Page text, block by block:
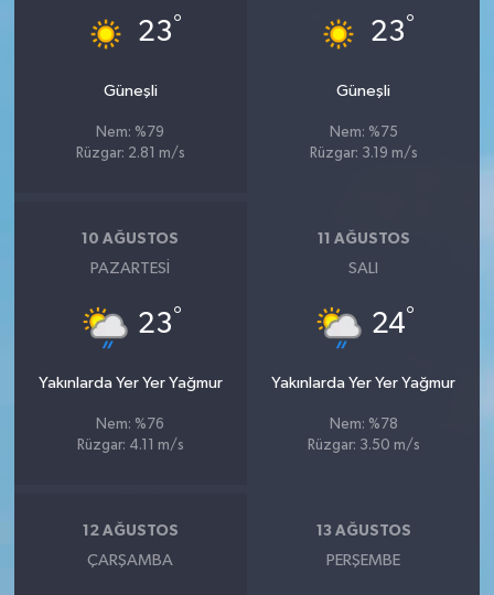
23°
Güneşli
Nem: %79
Rüzgar: 2.81 m/s
23°
Güneşli
Nem: %75
Rüzgar: 3.19 m/s
10 AĞUSTOS
PAZARTESI
23°
Yakınlarda Yer Yer Yağmur
Nem: %76
Rüzgar: 4.11 m/s
11 AĞUSTOS
SALI
24°
Yakınlarda Yer Yer Yağmur
Nem: %78
Rüzgar: 3.50 m/s
12 AĞUSTOS
ÇARŞAMBA
13 AĞUSTOS
PERŞEMBE